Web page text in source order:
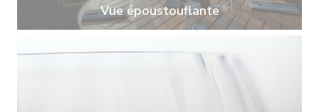
Vue époustouflante